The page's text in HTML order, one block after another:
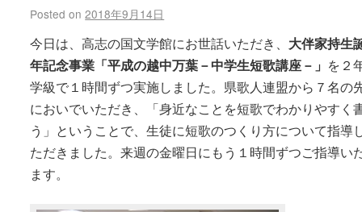
Posted on 2018年9月14日
今日は、高志の国文学館にお世話いただき、 大伴家持生
年記念事業「平成の越中万葉－中学生短歌講座－」 を２
学級で１時間ずつ実施しました。県歌人連盟から７名の
においでいただき、「身近なことを短歌でわかりやすく
う」ということで、生徒に短歌のつくり方について指導
ただきました。来週の金曜日にもう１時間ずつご指導い
ます。